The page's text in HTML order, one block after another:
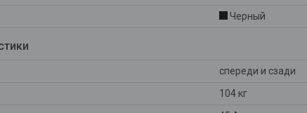
Черный
спереди и сзади
104 кг